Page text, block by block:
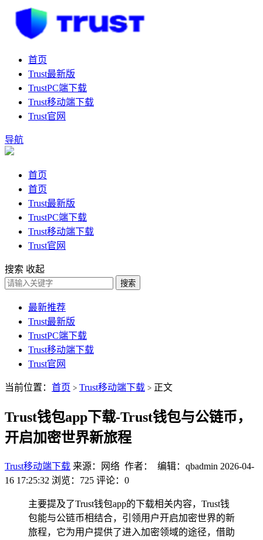
首页
Trust最新版
TrustPC端下载
Trust移动端下载
Trust官网
导航
首页
首页
Trust最新版
TrustPC端下载
Trust移动端下载
Trust官网
搜索 收起
搜索
最新推荐
Trust最新版
TrustPC端下载
Trust移动端下载
Trust官网
当前位置： 首页 > Trust移动端下载 > 正文
Trust钱包app下载-Trust钱包与公链币，
开启加密世界新旅程
Trust移动端下载 来源：网络 作者： 编辑：qbadmin 2026-04-
16 17:25:32 浏览：725 评论：0
主要提及了Trust钱包app的下载相关内容，Trust钱
包能与公链币相结合，引领用户开启加密世界的新
旅程，它为用户提供了进入加密领域的途径，借助